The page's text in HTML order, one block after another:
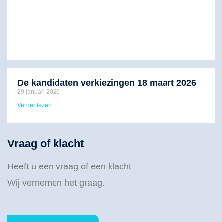
De kandidaten verkiezingen 18 maart 2026
29 januari 2026
Verder lezen
Vraag of klacht
Heeft u een vraag of een klacht
Wij vernemen het graag.